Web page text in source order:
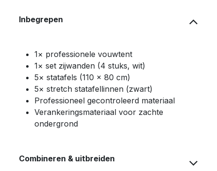
Inbegrepen
1× professionele vouwtent
1× set zijwanden (4 stuks, wit)
5× statafels (110 × 80 cm)
5× stretch statafellinnen (zwart)
Professioneel gecontroleerd materiaal
Verankeringsmateriaal voor zachte
ondergrond
Combineren & uitbreiden